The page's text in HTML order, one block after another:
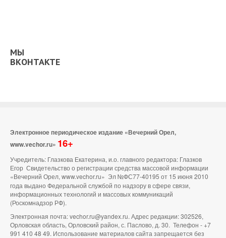
МЫ
ВКОНТАКТЕ
Электронное периодическое издание «Вечерний Орел,
www.vechor.ru» 16+
Учредитель: Глазкова Екатерина, и.о. главного редактора: Глазков
Егор Свидетельство о регистрации средства массовой информации
«Вечерний Орел, www.vechor.ru» Эл №ФС77-40195 от 15 июня 2010
года выдано Федеральной службой по надзору в сфере связи,
информационных технологий и массовых коммуникаций
(Роскомнадзор РФ).
Электронная почта: vechor.ru@yandex.ru. Адрес редакции: 302526,
Орловская область, Орловский район, с. Паслово, д. 30. Телефон - +7
991 410 48 49. Использование материалов сайта запрещается без